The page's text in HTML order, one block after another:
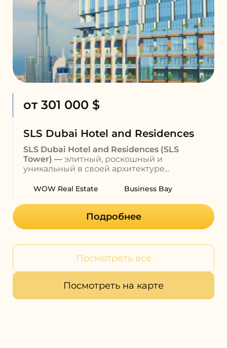
от 301 000 $
SLS Dubai Hotel and Residences
SLS Dubai Hotel and Residences (SLS
Tower) — элитный, роскошный и
уникальный в своей архитектуре...
WOW Real Estate Business Bay
Подробнее
Посмотреть все
Посмотреть на карте